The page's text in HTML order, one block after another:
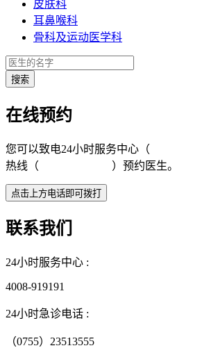
皮肤科
耳鼻喉科
骨科及运动医学科
在线预约
您可以致电24小时服务中心（
热线（
）预约医生。
联系我们
24小时服务中心 :
4008-919191
24小时急诊电话 :
（0755）23513555